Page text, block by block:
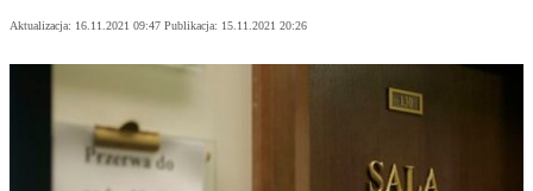
Aktualizacja: 16.11.2021 09:47 Publikacja: 15.11.2021 20:26